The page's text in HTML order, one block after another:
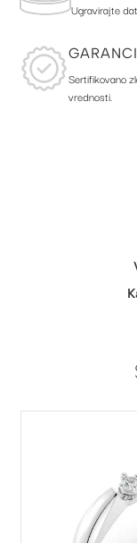
Ugravirajte
Sertifikovano
vrednosti.